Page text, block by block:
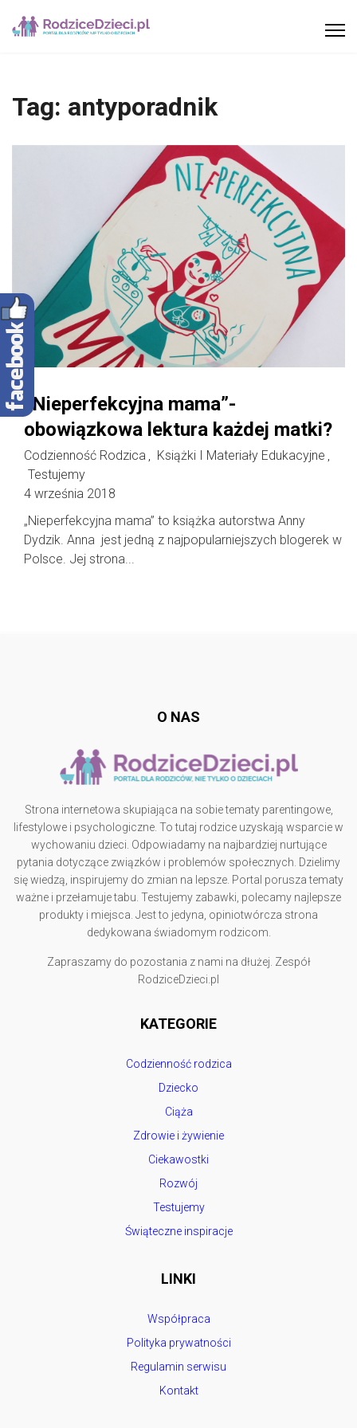
Tag: antyporadnik
„Nieperfekcyjna mama”-
obowiązkowa lektura każdej matki?
Codzienność Rodzica Książki I Materiały Edukacyjne
Testujemy
4 września 2018
„Nieperfekcyjna mama” to książka autorstwa Anny
Dydzik. Anna jest jedną z najpopularniejszych blogerek w
Polsce. Jej strona...
O NAS
Strona internetowa skupiająca na sobie tematy parentingowe,
lifestylowe i psychologiczne. To tutaj rodzice uzyskają wsparcie w
wychowaniu dzieci. Odpowiadamy na najbardziej nurtujące
pytania dotyczące związków i problemów społecznych. Dzielimy
się wiedzą, inspirujemy do zmian na lepsze. Portal porusza tematy
ważne i przełamuje tabu. Testujemy zabawki, polecamy najlepsze
produkty i miejsca. Jest to jedyna, opiniotwórcza strona
dedykowana świadomym rodzicom.
Zapraszamy do pozostania z nami na dłużej. Zespół
RodziceDzieci.pl
KATEGORIE
Codzienność rodzica
Dziecko
Ciąża
Zdrowie i żywienie
Ciekawostki
Rozwój
Testujemy
Świąteczne inspiracje
LINKI
Współpraca
Polityka prywatności
Regulamin serwisu
Kontakt